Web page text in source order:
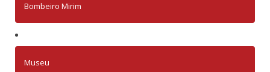
Bombeiro Mirim
Museu